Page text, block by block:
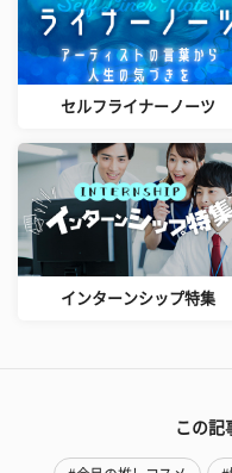
セルフライナーノーツ
インターンシップ特集
この記